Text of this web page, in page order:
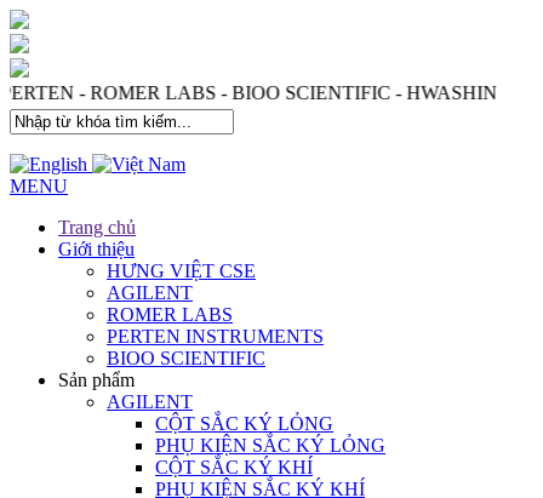
- ROMER LABS - BIOO SCIENTIFIC - HWASHIN
MENU
Trang chủ
Giới thiệu
HƯNG VIỆT CSE
AGILENT
ROMER LABS
PERTEN INSTRUMENTS
BIOO SCIENTIFIC
Sản phẩm
AGILENT
CỘT SẮC KÝ LỎNG
PHỤ KIỆN SẮC KÝ LỎNG
CỘT SẮC KÝ KHÍ
PHỤ KIỆN SẮC KÝ KHÍ